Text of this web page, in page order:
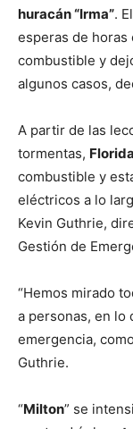
huracán “Irma”.
esperas de horas
combustible y
algunos casos,
A partir de las
tormentas, Florida
combustible y
eléctricos a lo
Kevin Guthrie,
Gestión de
“Hemos mirado
a personas, en lo
emergencia, como
Guthrie.
“Milton” se